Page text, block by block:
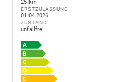
25 km
ERSTZULASSUNG
01.04.2026
ZUSTAND
unfallfrei